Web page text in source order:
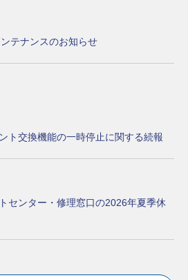
テナンスのお知らせ
ト交換機能の一時停止に関する続報
センター・修理窓口の2026年夏季休